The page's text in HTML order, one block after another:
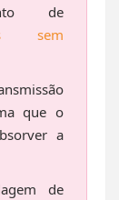
de
sem
que o
a
de